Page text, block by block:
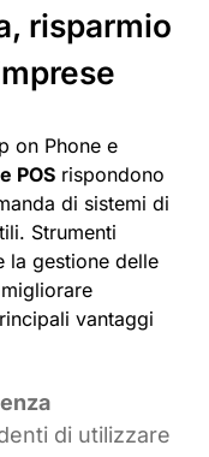
risparmio
on Phone e
POS rispondono
di sistemi di
Strumenti
la gestione delle
vantaggi
di utilizzare